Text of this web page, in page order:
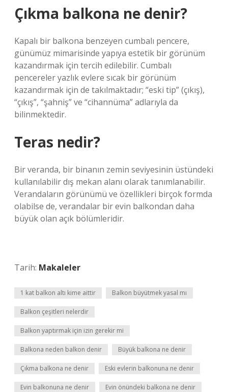
Çıkma balkona ne denir?
Kapalı bir balkona benzeyen cumbalı pencere,
günümüz mimarisinde yapıya estetik bir görünüm
kazandırmak için tercih edilebilir. Cumbalı
pencereler yazlık evlere sıcak bir görünüm
kazandırmak için de takılmaktadır; “eski tip” (çıkış),
“çıkış”, “şahniş” ve “cihannüma” adlarıyla da
bilinmektedir.
Teras nedir?
Bir veranda, bir binanın zemin seviyesinin üstündeki
kullanılabilir dış mekan alanı olarak tanımlanabilir.
Verandaların görünümü ve özellikleri birçok formda
olabilse de, verandalar bir evin balkondan daha
büyük olan açık bölümleridir.
Tarih: Makaleler
1 kat balkon altı kime aittir Balkon büyütmek yasal mı
Balkon çeşitleri nelerdir
Balkon yaptırmak için izin gerekir mi
Balkona neden balkon denir Büyük balkona ne denir
Çıkma balkona ne denir Eski evlerin balkonuna ne denir
Evin balkonuna ne denir Evin önündeki balkona ne denir